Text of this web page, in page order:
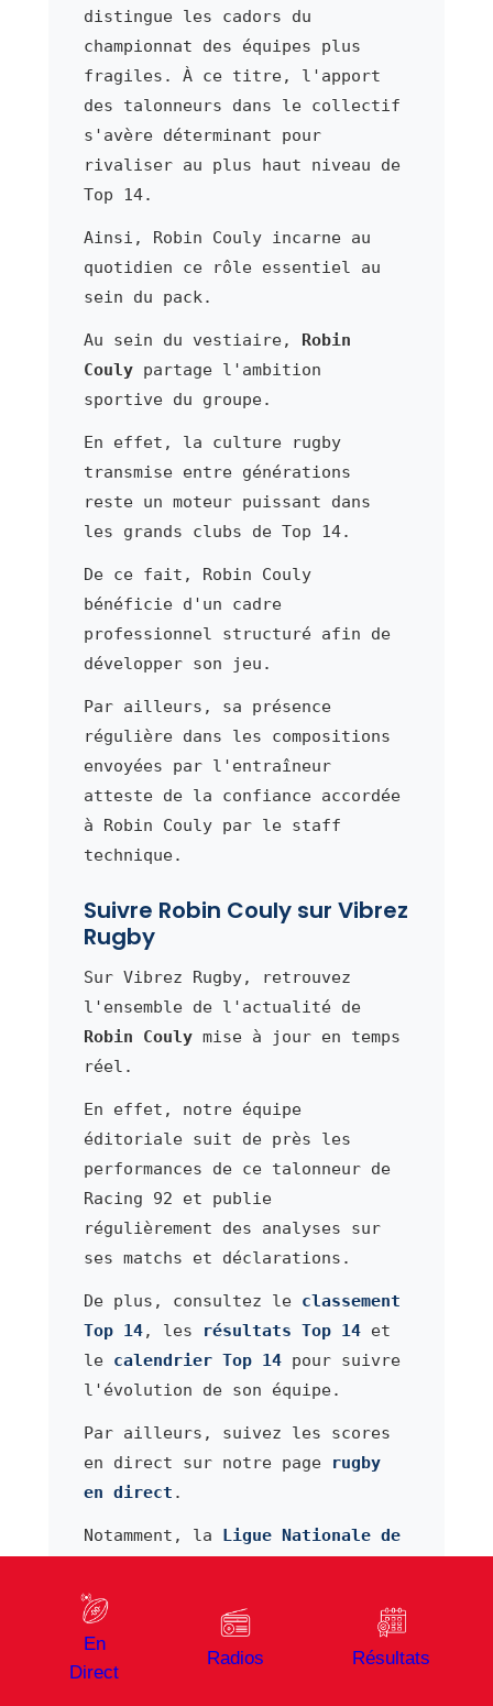
distingue les cadors du
championnat des équipes plus
fragiles. À ce titre, l'apport
des talonneurs dans le collectif
s'avère déterminant pour
rivaliser au plus haut niveau de
Top 14.
Ainsi, Robin Couly incarne au
quotidien ce rôle essentiel au
sein du pack.
Au sein du vestiaire, Robin
Coulypartage l'ambition
sportive du groupe.
En effet, la culture rugby
transmise entre générations
reste un moteur puissant dans
les grands clubs de Top 14.
De ce fait, Robin Couly
bénéficie d'un cadre
professionnel structuré afin de
développer son jeu.
Par ailleurs, sa présence
régulière dans les compositions
envoyées par l'entraîneur
atteste de la confiance accordée
à Robin Couly par le staff
technique.
Suivre Robin Couly sur Vibrez
Rugby
Sur Vibrez Rugby, retrouvez
l'ensemble de l'actualité de
Robin Coulymise à jour en temps
réel.
En effet, notre équipe
éditoriale suit de près les
performances de ce talonneur de
Racing 92 et publie
régulièrement des analyses sur
ses matchs et déclarations.
De plus, consultez le classement
Top 14, les résultats Top 14et
le calendrier Top 14pour suivre
l'évolution de son équipe.
Par ailleurs, suivez les scores
en direct sur notre page
rugby
en direct .
Notamment, la Ligue Nationale de
officielles du championnat sur
son site institutionnel.
De plus, sa fiche externe sur
En
Direct
Radios Résultats